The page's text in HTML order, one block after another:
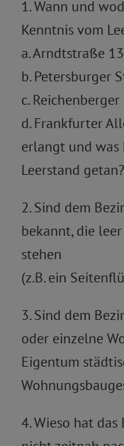
1. Wann und
Kenntnis vom
a. Arndtstraße 13
b. Petersburger
c.
d. Frankfurter
erlangt und was
Leerstand getan?
2. Sind dem
bekannt, die
stehen
(z.B. ein
3. Sind dem
oder einzelne
Eigentum
4. Wieso hat